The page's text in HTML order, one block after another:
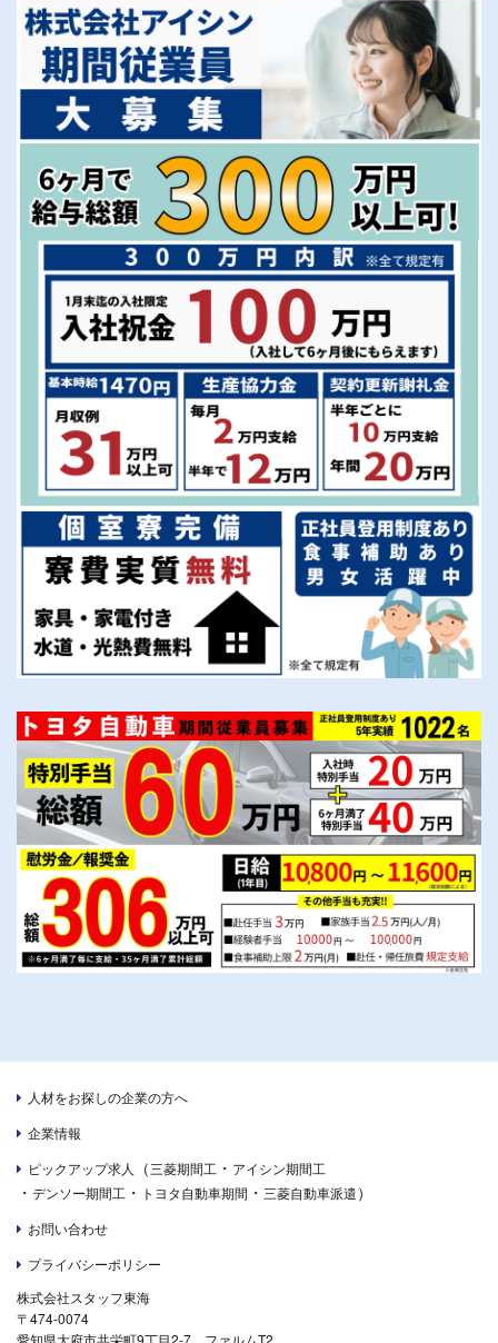
人材をお探しの企業の方へ
企業情報
ピックアップ求人
（三菱期間工 ・ アイシン期間工
・ デンソー期間工 ・ トヨタ自動車期間 ・ 三菱自動車派遣）
お問い合わせ
プライバシーポリシー
株式会社スタッフ東海
〒474-0074